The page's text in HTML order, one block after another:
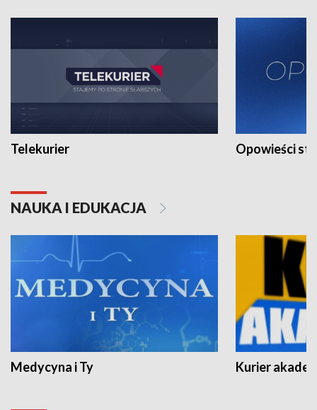
Telekurier Opowieści
NAUKA I EDUKACJA
Medycyna i Ty Kurier